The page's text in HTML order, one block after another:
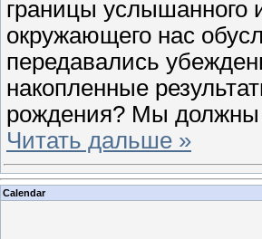
границы услышанного
окружающего нас
передавались
накопленные
рождения? Мы должны
Читать дальше »
Calendar